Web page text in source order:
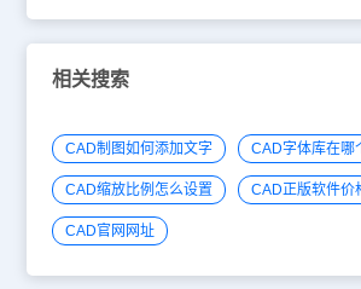
相关搜索
CAD制图如何添加文字 CAD字体库在哪
CAD缩放比例怎么设置 CAD正版软件价
CAD官网网址